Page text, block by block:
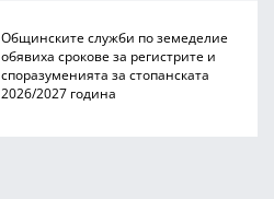
Общинските служби по земеделие
обявиха срокове за регистрите и
споразуменията за стопанската
2026/2027 година